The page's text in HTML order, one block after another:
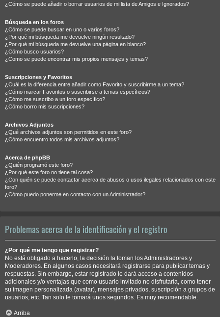
¿Cómo se puede añadir o borrar usuarios de mi lista de Amigos e Ignorados?
Búsqueda en los foros
¿Cómo se puede buscar en uno o varios foros?
¿Por qué mi búsqueda me devuelve ningún resultado?
¿Por qué mi búsqueda me devuelve una página en blanco?
¿Cómo busco usuarios?
¿Como se puede encontrar mis propios mensajes y temas?
Suscripciones y Favoritos
¿Cuál es la diferencia entre añadir como Favorito y suscribirme a un tema?
¿Cómo marcar Favoritos o suscribirse a temas específicos?
¿Cómo me suscribo a un foro específico?
¿Cómo borro mis suscripciones?
Archivos Adjuntos
¿Qué archivos adjuntos son permitidos en este foro?
¿Cómo encuentro todos mis archivos adjuntos?
Acerca de phpBB
¿Quién programó este foro?
¿Por qué este foro no tiene tal cosa?
¿Con quién se puede contactar acerca de abusos o usos ilegales relacionados con este
foro?
¿Cómo puedo ponerme en contacto con un Administrador?
Problemas acerca de la identificación y el registro
¿Por qué me tengo que registrar?
No está obligado a hacerlo, la decisión la toman los Administradores y
Moderadores. En algunos casos necesitará registrarse para publicar temas y
respuestas. Sin embargo, estar registrado le dará acceso a contenidos
adicionales y/o ventajas que como usuario invitado no disfrutaría, como tener
su imagen personalizada (avatar), mensajes privados, suscripción a grupos de
usuarios, etc. Tan solo le tomará unos segundos. Es muy recomendable.
Arriba